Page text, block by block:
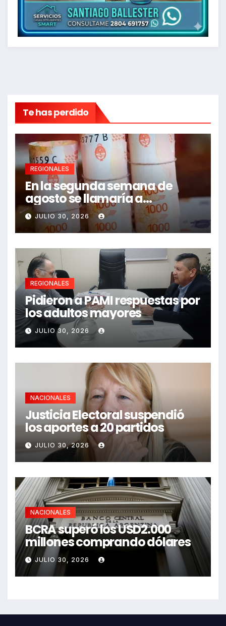
Te has perdido
REGIONALES
En la segunda semana de
agosto se llamaría a
paritarias
JULIO 30, 2026
REGIONALES
Pidieron a PAMI respuestas por
los adultos mayores
JULIO 30, 2026
NACIONALES
Justicia Electoral suspendió
los aportes a 20 partidos
JULIO 30, 2026
NACIONALES
BCRA superó los USD2.000
millones comprando dólares
JULIO 30, 2026